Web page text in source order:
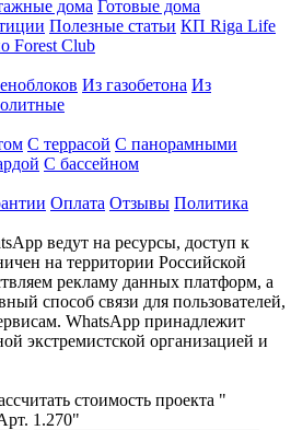
дома Готовые дома
Полезные статьи КП Riga Life
Forest Club
Из газобетона Из
С террасой С панорамными
С бассейном
Оплата Отзывы Политика
ведут на ресурсы, доступ к
на территории Российской
рекламу данных платформ, а
способ связи для пользователей,
WhatsApp принадлежит
экстремистской организацией и
стоимость проекта "
1.270"